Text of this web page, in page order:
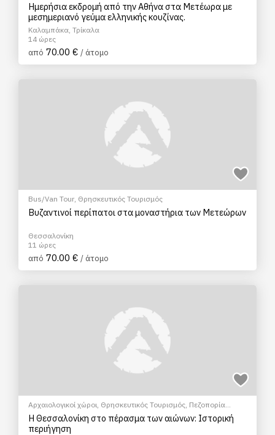
Ημερήσια εκδρομή από την Αθήνα στα Μετέωρα με
μεσημεριανό γεύμα ελληνικής κουζίνας.
Καλαμπάκα, Τρίκαλα
14 ώρες
από 70.00 € / άτομο
Bus/Van Tour, Θρησκευτικός Τουρισμός
Βυζαντινοί περίπατοι στα μοναστήρια των Μετεώρων
Θεσσαλονίκη
11 ώρες
από 70.00 € / άτομο
Αρχαιολογικοί χώροι, Θρησκευτικός Τουρισμός, Πεζοπορία
Πόλης
Πολιτιστικά - Πολιτισμικά
Η Θεσσαλονίκη στο πέρασμα των αιώνων: Ιστορική
περιήγηση